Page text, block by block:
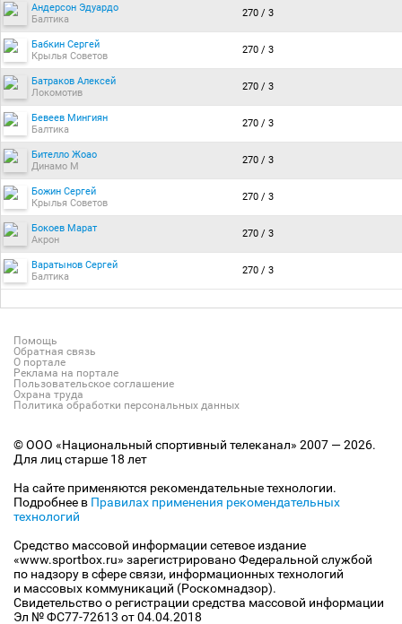
Андерсон Эдуардо
Балтика
270 / 3
Бабкин Сергей
Крылья Советов
270 / 3
Батраков Алексей
Локомотив
270 / 3
Бевеев Мингиян
Балтика
270 / 3
Бителло Жоао
Динамо М
270 / 3
Божин Сергей
Крылья Советов
270 / 3
Бокоев Марат
Акрон
270 / 3
Варатынов Сергей
Балтика
270 / 3
Помощь
Обратная связь
О портале
Реклама на портале
Пользовательское соглашение
Охрана труда
Политика обработки персональных данных
© ООО «Национальный спортивный телеканал» 2007 — 2026.
Для лиц старше 18 лет
На сайте применяются рекомендательные технологии.
Подробнее в Правилах применения рекомендательных
технологий
Средство массовой информации сетевое издание
«www.sportbox.ru» зарегистрировано Федеральной службой
по надзору в сфере связи, информационных технологий
и массовых коммуникаций (Роскомнадзор).
Свидетельство о регистрации средства массовой информации
Эл № ФС77-72613 от 04.04.2018